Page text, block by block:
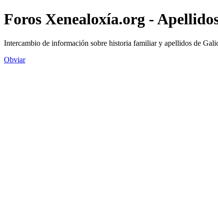
Foros Xenealoxía.org -
Intercambio de información sobre historia familiar y apellidos de
Obviar